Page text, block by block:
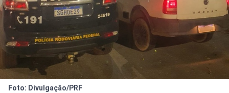
Foto: Divulgação/PRF